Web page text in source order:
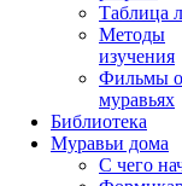
Таблица
Методы
изучения
Фильмы о
муравьях
Библиотека
Муравьи дома
С чего